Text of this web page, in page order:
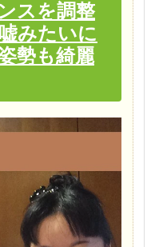
スを調整
みたいに
勢も綺麗